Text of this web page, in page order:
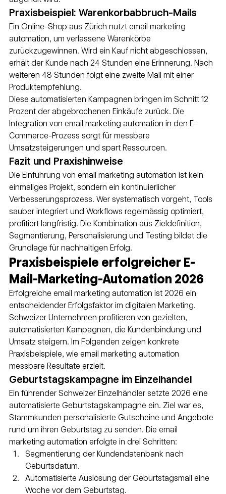
Praxisbeispiel: Warenkorbabbruch-Mails
Ein Online-Shop aus Zürich nutzt email marketing
automation, um verlassene Warenkörbe
zurückzugewinnen. Wird ein Kauf nicht abgeschlossen,
erhält der Kunde nach 24 Stunden eine Erinnerung. Nach
weiteren 48 Stunden folgt eine zweite Mail mit einer
Produktempfehlung.
Diese automatisierten Kampagnen bringen im Schnitt 12
Prozent der abgebrochenen Einkäufe zurück. Die
Integration von email marketing automation in den E-
Commerce-Prozess sorgt für messbare
Umsatzsteigerungen und spart Ressourcen.
Fazit und Praxishinweise
Die Einführung von email marketing automation ist kein
einmaliges Projekt, sondern ein kontinuierlicher
Verbesserungsprozess. Wer systematisch vorgeht, Tools
sauber integriert und Workflows regelmässig optimiert,
profitiert langfristig. Die Kombination aus Zieldefinition,
Segmentierung, Personalisierung und Testing bildet die
Grundlage für nachhaltigen Erfolg.
Praxisbeispiele erfolgreicher E-
Mail-Marketing-Automation 2026
Erfolgreiche email marketing automation ist 2026 ein
entscheidender Erfolgsfaktor im digitalen Marketing.
Schweizer Unternehmen profitieren von gezielten,
automatisierten Kampagnen, die Kundenbindung und
Umsatz steigern. Im Folgenden zeigen konkrete
Praxisbeispiele, wie email marketing automation
messbare Resultate erzielt.
Geburtstagskampagne im Einzelhandel
Ein führender Schweizer Einzelhändler setzte 2026 eine
automatisierte Geburtstagskampagne ein. Ziel war es,
Stammkunden personalisierte Gutscheine und Angebote
rund um ihren Geburtstag zu senden. Die email
marketing automation erfolgte in drei Schritten:
Segmentierung der Kundendatenbank nach
Geburtsdatum.
Automatisierte Auslösung der Geburtstagsmail eine
Woche vor dem Geburtstag.